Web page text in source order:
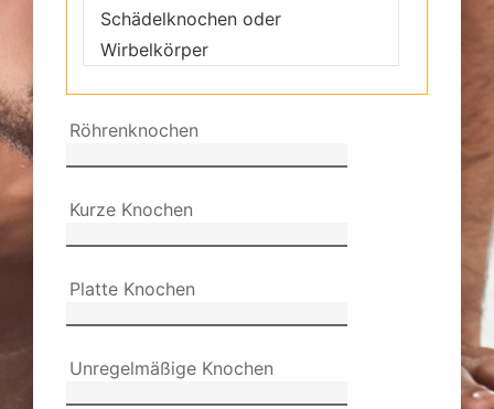
Schädelknochen oder
Wirbelkörper
Röhrenknochen
Kurze Knochen
Platte Knochen
Unregelmäßige Knochen